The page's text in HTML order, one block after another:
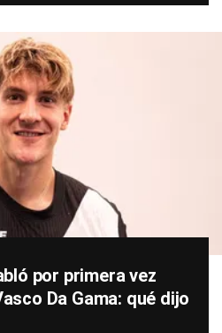
por primera vez
Da Gama: qué dijo